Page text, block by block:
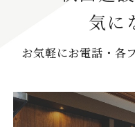
気に
お気軽にお電話・各